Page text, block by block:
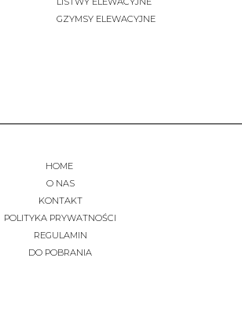
GZYMSY ELEWACYJNE
HOME
O NAS
KONTAKT
POLITYKA PRYWATNOŚCI
REGULAMIN
DO POBRANIA